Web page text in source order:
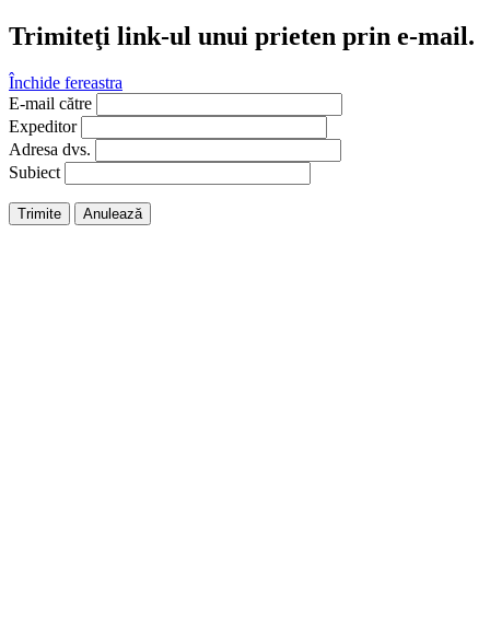
Trimiteţi link-ul unui prieten prin e-mail.
Închide fereastra
E-mail către
Expeditor
Adresa dvs.
Subiect
Trimite Anulează